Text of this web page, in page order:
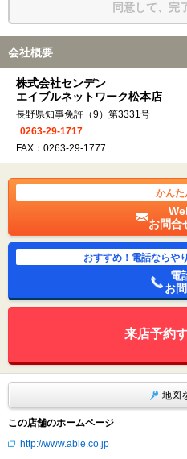
同意して、完
会社概要
株式会社センデン
エイブルネットワーク松本店
長野県知事免許（9）第3331号
0263-29-1717
FAX：0263-29-1777
かんた
お問合
おすすめ！電話ならや
電
お
来店予約
地図
この店舗のホームページ
http://www.able.co.jp